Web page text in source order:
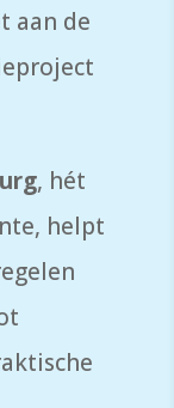
aan de
, hét
helpt
en